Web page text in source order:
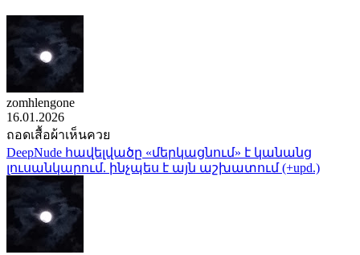
zomhlengone
16.01.2026
ถอดเสื้อผ้าเห็นควย
DeepNude հավելվածը «մերկացնում» է կանանց
լուսանկարում. ինչպես է այն աշխատում (+upd.)